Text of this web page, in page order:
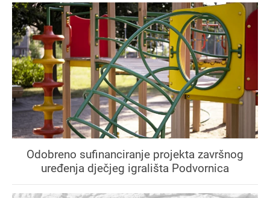
Odobreno sufinanciranje projekta završnog
uređenja dječjeg igrališta Podvornica